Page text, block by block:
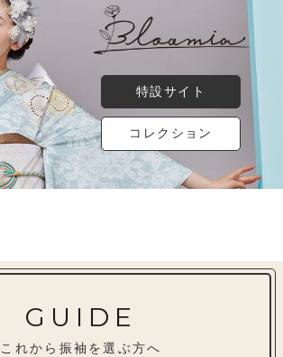
特設サイト
コレクション
GUIDE
これから振袖を選ぶ方へ